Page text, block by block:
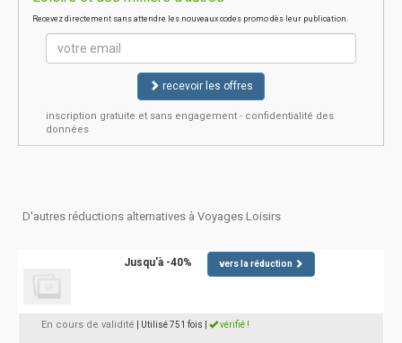
Recevez directement sans attendre les nouveaux codes promo dès leur publication.
recevoir les offres
inscription gratuite et sans engagement - confidentialité des
données
D'autres réductions alternatives à Voyages Loisirs
Jusqu'à -40% vers la réduction
En cours de validité | Utilisé 751 fois vérifié !